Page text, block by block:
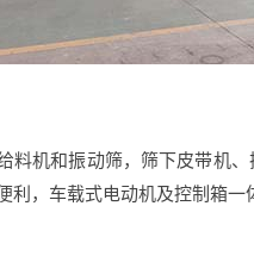
料机和振动筛，筛下皮带机
，车载式电动机及控制箱一